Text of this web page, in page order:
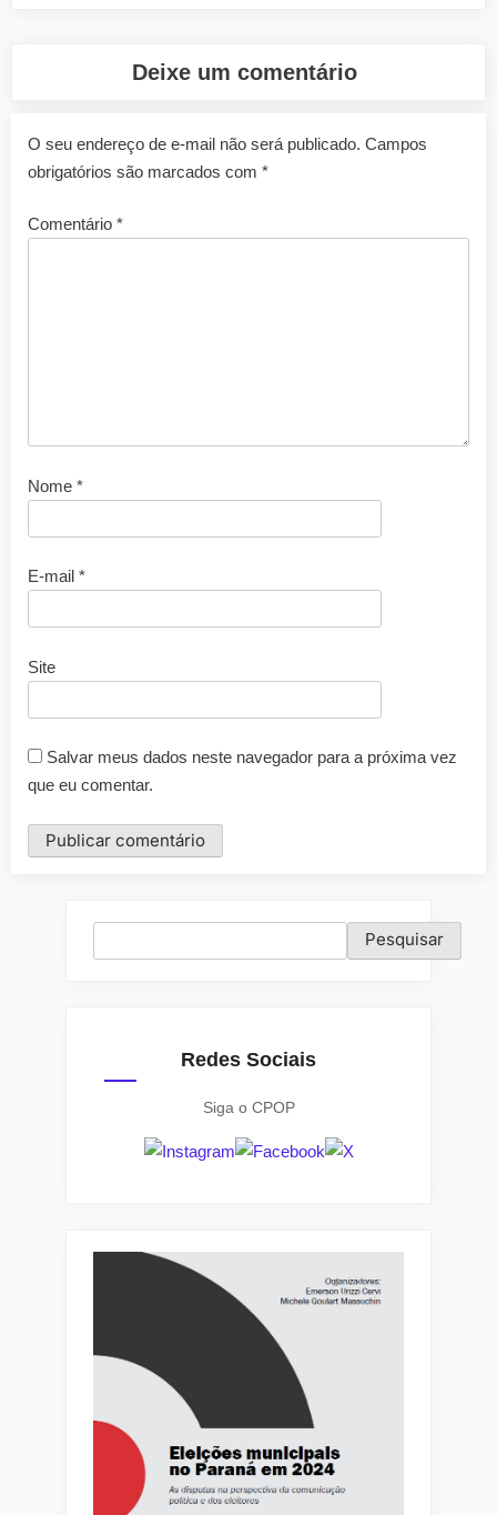
Deixe um comentário
O seu endereço de e-mail não será publicado. Campos
obrigatórios são marcados com *
Comentário *
Nome *
E-mail *
Site
Salvar meus dados neste navegador para a próxima vez
que eu comentar.
Pesquisar
Redes Sociais
Siga o CPOP